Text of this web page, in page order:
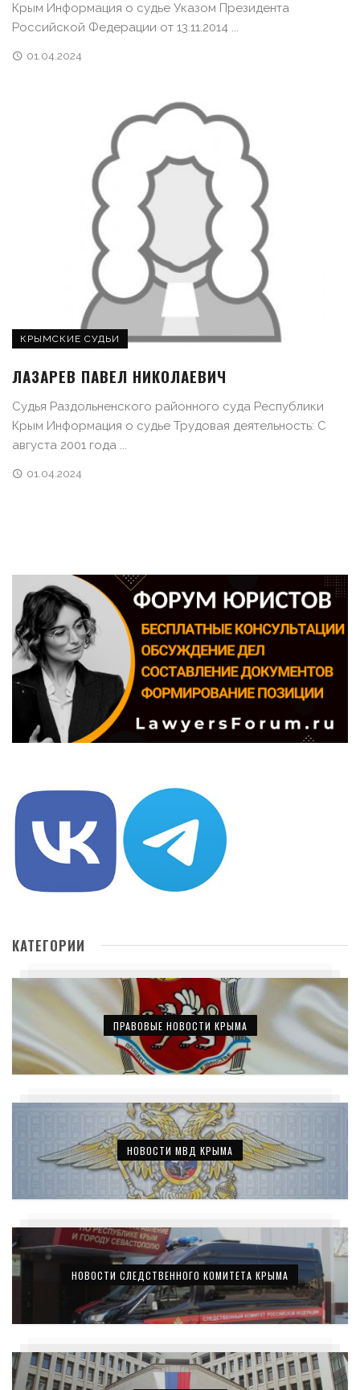
Крым Информация о судье Указом Президента
Российской Федерации от 13.11.2014 ...
01.04.2024
КРЫМСКИЕ СУДЬИ
ЛАЗАРЕВ ПАВЕЛ НИКОЛАЕВИЧ
Судья Раздольненского районного суда Республики
Крым Информация о судье Трудовая деятельность: С
августа 2001 года ...
01.04.2024
КАТЕГОРИИ
ПРАВОВЫЕ НОВОСТИ КРЫМА
НОВОСТИ МВД КРЫМА
НОВОСТИ СЛЕДСТВЕННОГО КОМИТЕТА КРЫМА